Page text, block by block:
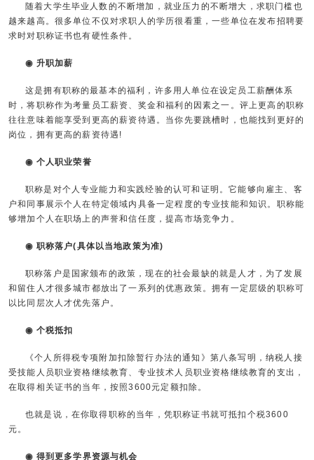
随着大学生毕业人数的不断增加，就业压力的不断增大，求职门槛也
越来越高。很多单位不仅对求职人的学历很看重，一些单位在发布招聘要
求时对职称证书也有硬性条件。
◉ 升职加薪
这是拥有职称的最基本的福利，许多用人单位在设定员工薪酬体系
时，将职称作为考量员工薪资、奖金和福利的因素之一。评上更高的职称
往往意味着能享受到更高的薪资待遇。当你先要跳槽时，也能找到更好的
岗位，拥有更高的薪资待遇!
◉ 个人职业荣誉
职称是对个人专业能力和实践经验的认可和证明。它能够向雇主、客
户和同事展示个人在特定领域内具备一定程度的专业技能和知识。职称能
够增加个人在职场上的声誉和信任度，提高市场竞争力。
◉ 职称落户(具体以当地政策为准)
职称落户是国家颁布的政策，现在的社会最缺的就是人才，为了发展
和留住人才很多城市都放出了一系列的优惠政策。拥有一定层级的职称可
以比同层次人才优先落户。
◉ 个税抵扣
《个人所得税专项附加扣除暂行办法的通知》第八条写明，纳税人接
受技能人员职业资格继续教育、专业技术人员职业资格继续教育的支出，
在取得相关证书的当年，按照3600元定额扣除。
也就是说，在你取得职称的当年，凭职称证书就可抵扣个税3600
元。
◉ 得到更多学界资源与机会